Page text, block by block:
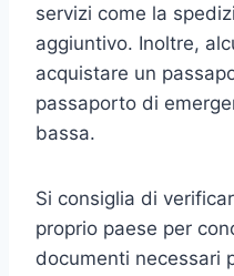
servizi come la
aggiuntivo. Inoltre,
acquistare un
passaporto di
bassa.
Si consiglia di
proprio paese per
documenti necessari